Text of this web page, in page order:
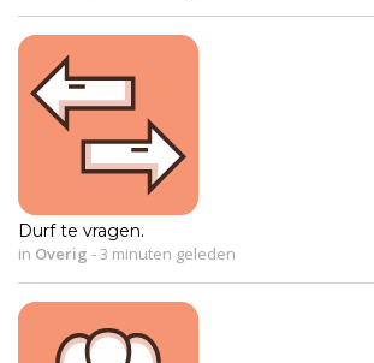
Durf te vragen.
in Overig - 3 minuten geleden